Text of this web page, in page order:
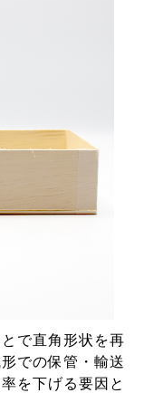
で直角形状を再
での保管・輸送
を下げる要因と